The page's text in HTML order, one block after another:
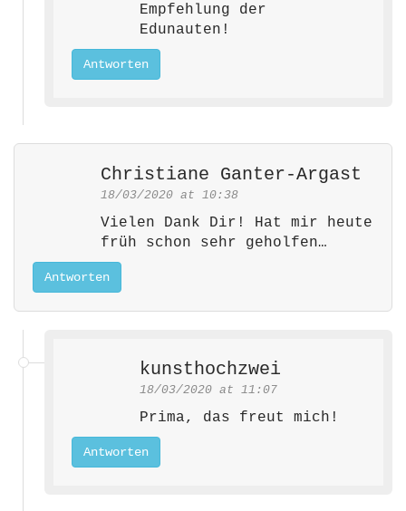
Empfehlung der
Edunauten!
Antworten
Christiane Ganter-Argast
18/03/2020 at 10:38
Vielen Dank Dir! Hat mir heute
früh schon sehr geholfen…
Antworten
kunsthochzwei
18/03/2020 at 11:07
Prima, das freut mich!
Antworten